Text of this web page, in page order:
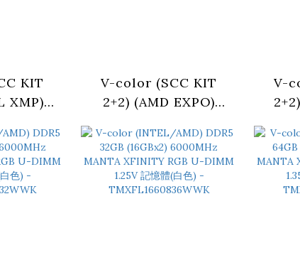
KIT
XMP)
DIMM
色) -
V-color (SCC KIT
2+2) (AMD EXPO)
6000MHz MANTA
XSKY RGB U-DIMM
1.4V 記憶體(黑色) -
TMXSAL1660828KW-
V-